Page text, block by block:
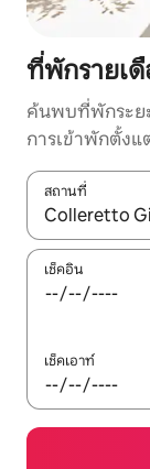
ที่พักรายเดื
ค้นพบที่พักระย
การเข้าพักตั้งแ
สถานที่
ใช้ลูกศรขึ้นลง
เช็คอิน
เช็คเอาท์